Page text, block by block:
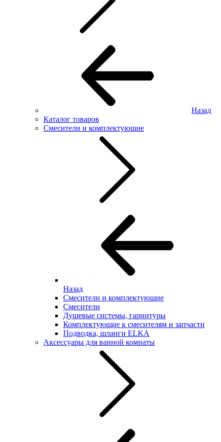
Назад
Каталог товаров
Смесители и комплектующие
Назад
Смесители и комплектующие
Смесители
Душевые системы, гарнитуры
Комплектующие к смесителям и запчасти
Подводка, шланги ELKA
Аксессуары для ванной комнаты